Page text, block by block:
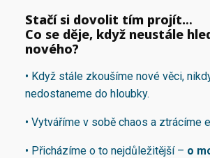
Stačí si dovolit tím projít...
Co se děje, když neustále
nového?
• Když stále zkoušíme nové věci,
nedostaneme do hloubky.
• Vytváříme v sobě chaos a ztrácíme
• Přicházíme o to nejdůležitější – o